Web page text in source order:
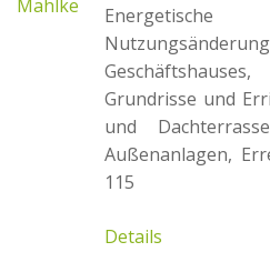
Grundrisse und
und
Außenanlagen,
115
Details